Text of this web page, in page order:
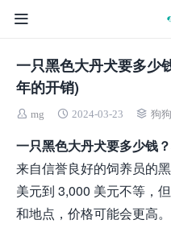
一只黑色大丹犬要多少
年的开销)
mg 2024-03-23 狗狗
一只黑色大丹犬要多少钱
来自信誉良好的饲养员的
美元到 3,000 美元不等，
和地点，价格可能会更高。